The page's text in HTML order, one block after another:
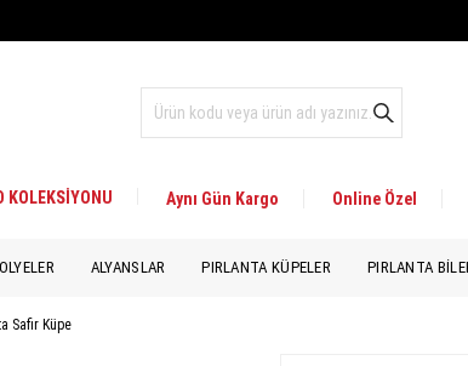
KOLEKSİYONU Aynı Gün Kargo Online Özel
ALYANSLAR PIRLANTA KÜPELER PIRLANTA
Safir Küpe